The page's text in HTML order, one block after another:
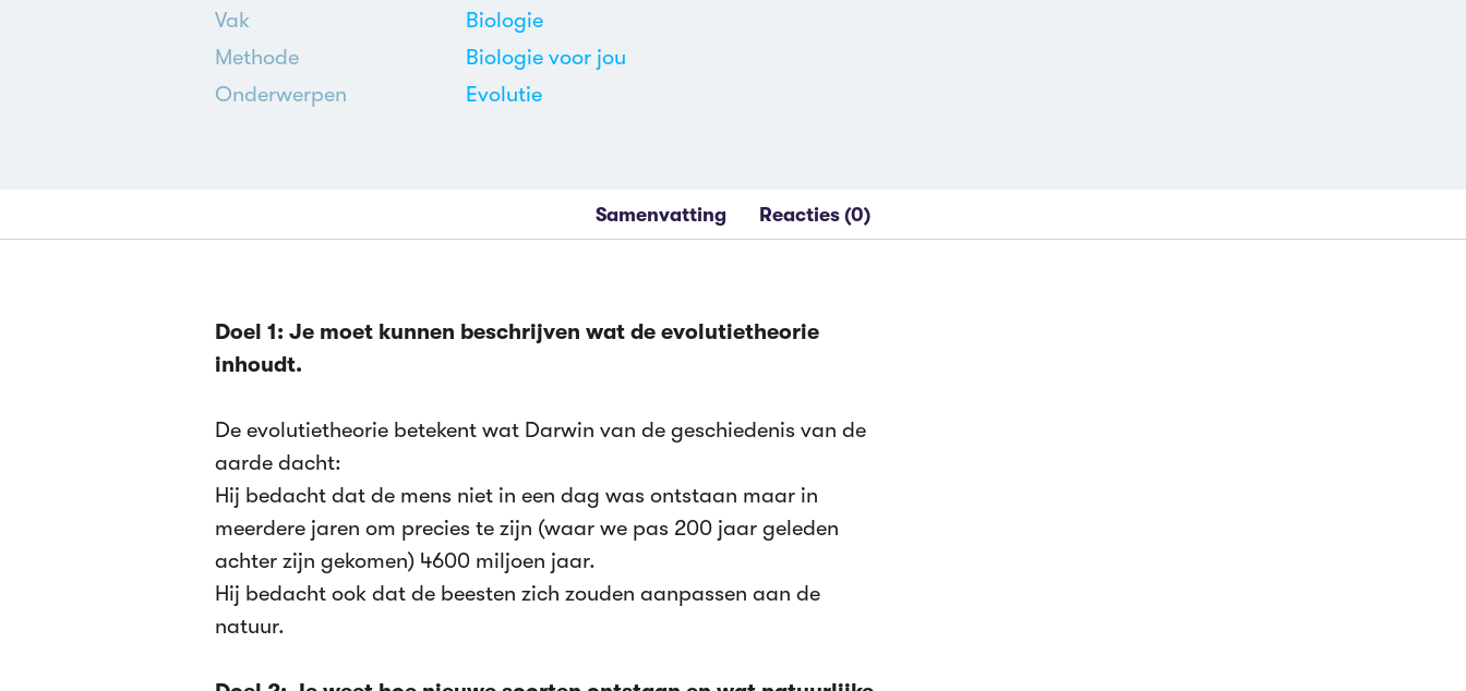
Vak
Biologie
Methode
Biologie voor jou
Onderwerpen
Evolutie
Samenvatting Reacties (0)
Doel 1: Je moet kunnen beschrijven wat de evolutietheorie
inhoudt.
De evolutietheorie betekent wat Darwin van de geschiedenis van de
aarde dacht:
Hij bedacht dat de mens niet in een dag was ontstaan maar in
meerdere jaren om precies te zijn (waar we pas 200 jaar geleden
achter zijn gekomen) 4600 miljoen jaar.
Hij bedacht ook dat de beesten zich zouden aanpassen aan de
natuur.